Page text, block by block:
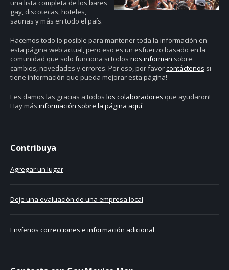
una lista completa de los bares
gay, discotecas, hoteles,
saunas y más en todo el país.
Hacemos todo lo posible para mantener toda la información en
esta página web actual, pero eso es un esfuerzo basado en la
comunidad que solo funciona si todos nos informan sobre
cambios, novedades y errores. Por eso, por favorcontáctenos si
tiene información que pueda mejorar esta página!
Les damos las gracias a todos los colaboradores que ayudaron!
Hay más información sobre la página aquí.
Contribuya
Agregar un lugar
Deje una evaluación de una empresa local
Envíenos correcciones e información adicional